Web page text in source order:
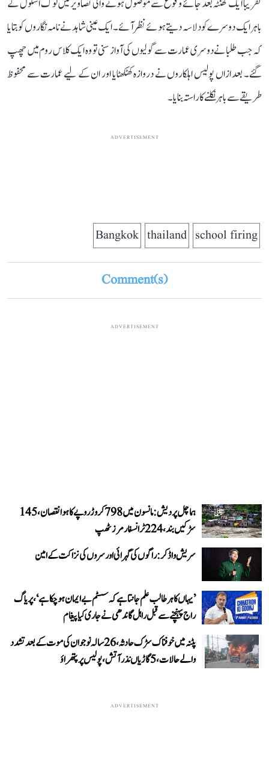
تقریباً ایک گھنٹہ بعد جائے وقوع سے موصول ہونے والی تصاویر میں لوگ اسکول کے
باہر ایک دوسرے کو دلاسہ دیتے ہوئے نظر آئے۔ ایک عینی شاہد نے نامہ نگاروں کو بتایا
کہ جب طلبا نے دوسری عمارت سے گولیوں کی آواز سنی تو وہ ایک کلاس روم میں چھپ
گئے۔ بعد ازاں پولیس اہلکاروں نے دروازہ کھٹکھٹایا اور ان کے لیے عمارت سے محفوظ
طریقے سے باہر نکلنے کا راستہ بنایا۔
ADVERTISEMENT
school firing
thailand
Bangkok
Comment(s)
ADVERTISEMENT
ہماچل پردیش: مانسون میں 798 کروڑ روپے کا ہوا نقصان، 145
سڑکیں بند، 224 ٹرانسفارمرز ٹھپ
سریش واڈکر: راگوں کی گہرائی اور سروں کی نزاکت کے امین
’یہاں کا ہر طالب علم جانتا ہے کہ سسٹم بے ایمان ہو چکا ہے‘، پریاگ
راج پہنچنے سے قبل راہل گاندھی نے جاری کیا پیغام
پٹنہ میں خوفناک سڑک حادثہ، 26 سالہ نوجوان کی موت کے بعد تشدد
والے حالات، 5 گاڑیاں نذر آتش، پولیس پر پتھراؤ
ADVERTISEMENT